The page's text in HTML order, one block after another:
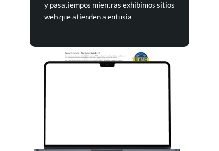
y pasatiempos mientras exhibimos sitios
web que atienden a entusia